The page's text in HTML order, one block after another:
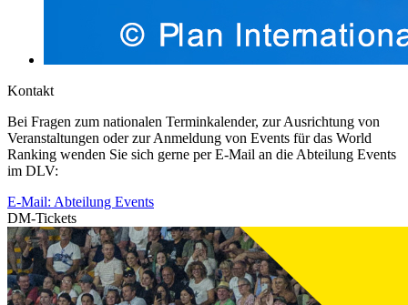
Kontakt
Bei Fragen zum nationalen Terminkalender, zur Ausrichtung von
Veranstaltungen oder zur Anmeldung von Events für das World
Ranking wenden Sie sich gerne per E-Mail an die Abteilung Events
im DLV:
E-Mail: Abteilung Events
DM-Tickets